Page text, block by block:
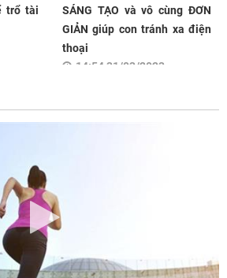
trổ tài
SÁNG TẠO và vô cùng ĐƠN
GIẢN giúp con tránh xa điện
thoại
14:54 31/03/2023